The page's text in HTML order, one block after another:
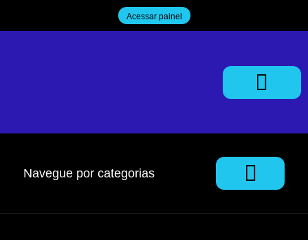
Acessar painel
Navegue por categorias